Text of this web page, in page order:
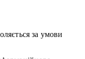
за умови